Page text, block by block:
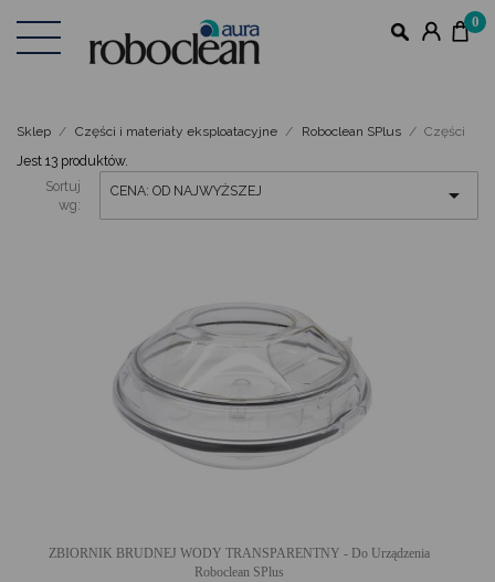
0
Sklep Części i materiały eksploatacyjne Roboclean SPlus Części
Jest 13 produktów.
Sortuj
wg:
CENA: OD NAJWYŻSZEJ 
ZBIORNIK BRUDNEJ WODY TRANSPARENTNY - Do Urządzenia
Roboclean SPlus